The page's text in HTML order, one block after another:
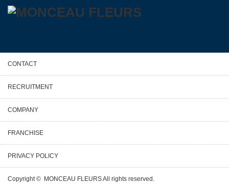
CONTACT
RECRUITMENT
COMPANY
FRANCHISE
PRIVACY POLICY
Copyright © MONCEAU FLEURSAll rights reserved.